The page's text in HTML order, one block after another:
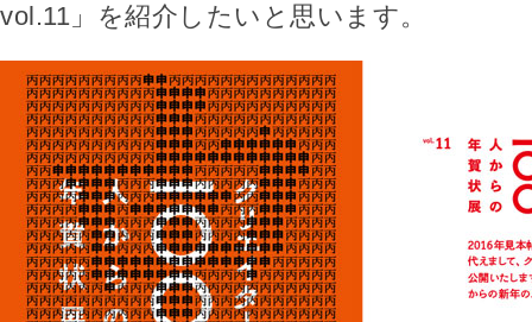
vol.11」を紹介したいと思います。